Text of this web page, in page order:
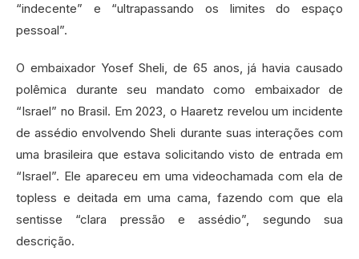
“indecente” e “ultrapassando os limites do espaço
pessoal”.
O embaixador Yosef Sheli, de 65 anos, já havia causado
polêmica durante seu mandato como embaixador de
“Israel” no Brasil. Em 2023, o Haaretz revelou um incidente
de assédio envolvendo Sheli durante suas interações com
uma brasileira que estava solicitando visto de entrada em
“Israel”. Ele apareceu em uma videochamada com ela de
topless e deitada em uma cama, fazendo com que ela
sentisse “clara pressão e assédio”, segundo sua
descrição.